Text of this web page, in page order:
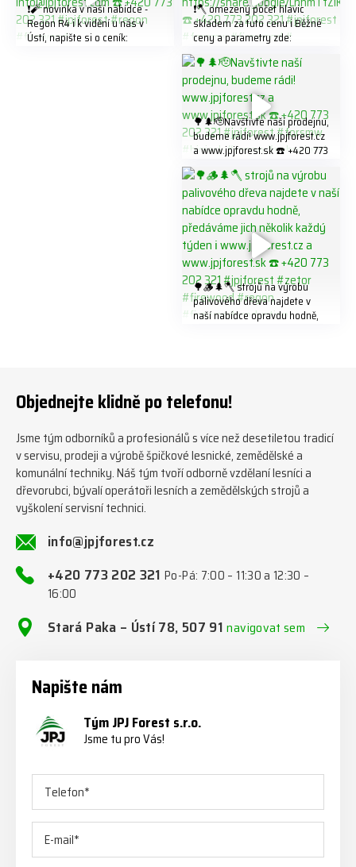
❗️🧨 novinka v naší nabídce -
Regon R4 ℹ️ k vidění u nás v
Ústí, napište si o ceník:
❗️🪓 omezený počet hlavic
skladem za tuto cenu ℹ️ Běžné
ceny a parametry zde:
https://share.google/LnhmTfZl
K8W5t7i6o ☎️ +420 773 202
321 #jpjforest #forsmw
#firewood #
🌳🌲🫡Navštivte naší prodejnu,
budeme rádi! www.jpjforest.cz
a www.jpjforest.sk ☎️ +420 773
202 321 #jpjforest #forsmw
#biojack #regon #vahvajussi
🌳🪵🌲🪓 strojů na výrobu
palivového dřeva najdete v
naší nabídce opravdu hodně,
#firewoodproduction
Objednejte klidně po telefonu!
Jsme tým odborníků a profesionálů s více než desetiletou tradicí
v servisu, prodeji a výrobě špičkové lesnické, zemědělské a
komunální techniky. Náš tým tvoří odborně vzdělaní lesníci a
dřevorubci, bývalí operátoři lesních a zemědělských strojů a
vyškolení servisní technici.
info@jpjforest.cz
+420 773 202 321Po-Pá: 7:00 – 11:30 a 12:30 –
16:00
Stará Paka – Ústí 78, 507 91navigovat sem
Napište nám
Tým JPJ Forest s.r.o.
Jsme tu pro Vás!